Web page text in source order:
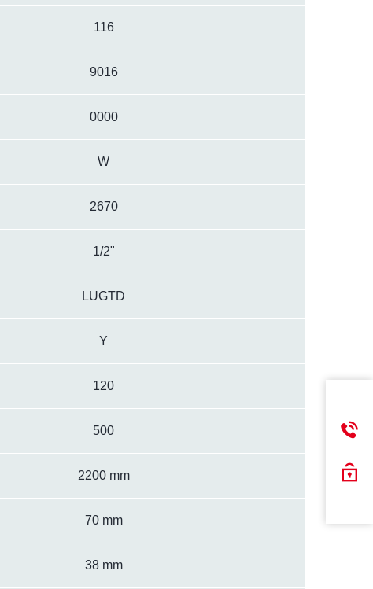
116
9016
0000
W
2670
1/2"
LUGTD
Y
120
500
2200 mm
70 mm
38 mm